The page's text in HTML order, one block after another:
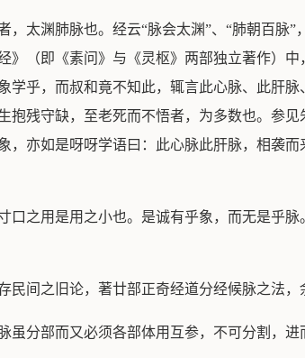
，太渊肺脉也。经云“脉会太渊”、“肺朝百脉
》（即《素问》与《灵枢》两部独立著作）
学乎，而叔和竟不知此，辄言此心脉、此肝
抱残守缺，至老死而不悟者，为多数也。参
，亦如是呀呀学语曰：此心脉此肝脉，相袭
口之用是用之小也。是诚有乎象，而无是乎
民间之旧论，著廿部正奇经道分经候脉之法
虽分部而又必须各部体用互参，不可分割，